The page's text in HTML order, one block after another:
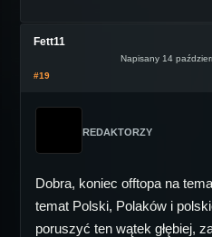
Fett11
Napisany 14
#19
REDAKTORZY
Dobra, koniec offtopa na
temat Polski, Polaków i
poruszyć ten wątek głębiej,